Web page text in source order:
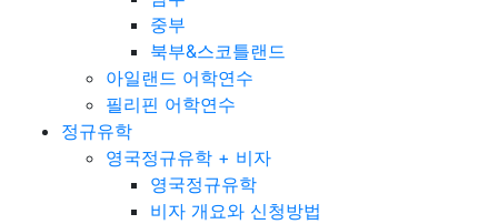
중부
북부&스코틀랜드
아일랜드 어학연수
필리핀 어학연수
정규유학
영국정규유학 + 비자
영국정규유학
비자 개요와 신청방법